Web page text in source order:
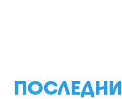
ПОСЛЕДНИ